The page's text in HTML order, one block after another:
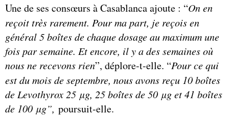
Une de ses consœurs à Casablanca ajoute : “On en
reçoit très rarement. Pour ma part, je reçois en
général 5 boîtes de chaque dosage au maximum une
fois par semaine. Et encore, il y a des semaines où
nous ne recevons rien”, déplore-t-elle. “Pour ce qui
est du mois de septembre, nous avons reçu 10 boîtes
de Levothyrox 25 µg, 25 boîtes de 50 µg et 41 boîtes
de 100 µg”, poursuit-elle.